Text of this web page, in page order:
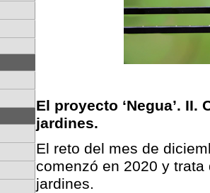
El proyecto ‘Negua’.
jardines.
El reto del mes de
comenzó en 2020 y
jardines.